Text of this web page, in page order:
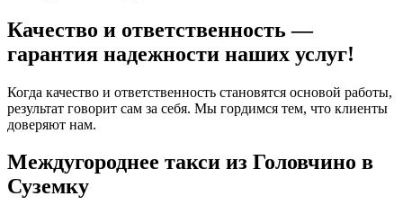
Качество и ответственность —
гарантия надежности наших услуг!
Когда качество и ответственность становятся основой работы,
результат говорит сам за себя. Мы гордимся тем, что клиенты
доверяют нам.
Междугороднее такси из Головчино в
Суземку